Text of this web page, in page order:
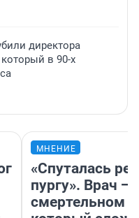
директора
в 90-х
МНЕНИЕ
«Спуталась
пургу». Врач —
смертельном